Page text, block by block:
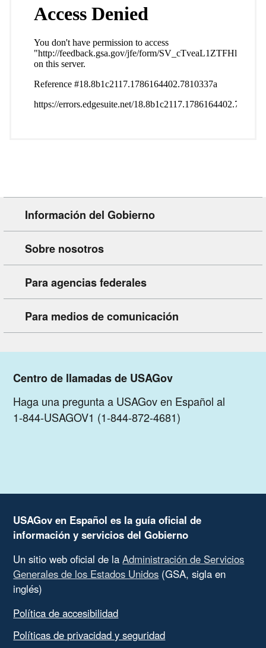
Información del Gobierno
Sobre nosotros
Para agencias federales
Para medios de comunicación
Centro de llamadas de USAGov
Haga una pregunta a USAGov en Español al
1-844-USAGOV1 (1-844-872-4681)
USAGov en Español es la guía oficial de
información y servicios del Gobierno
Un sitio web oficial de laAdministración de Servicios
Generales de los Estados Unidos (GSA, sigla en
inglés)
Política de accesibilidad
Políticas de privacidad y seguridad